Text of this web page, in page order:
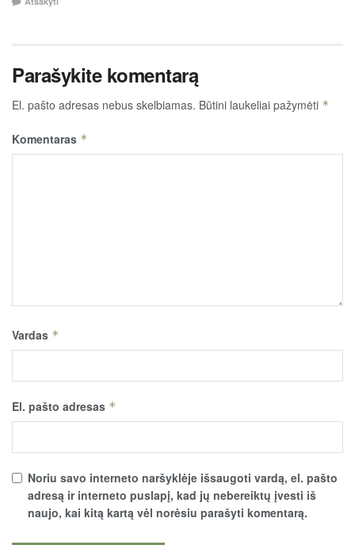
Parašykite komentarą
El. pašto adresas nebus skelbiamas. Būtini laukeliai pažymėti *
Komentaras *
Vardas *
El. pašto adresas *
Noriu savo interneto naršyklėje išsaugoti vardą, el. pašto
adresą ir interneto puslapį, kad jų nebereiktų įvesti iš
naujo, kai kitą kartą vėl norėsiu parašyti komentarą.